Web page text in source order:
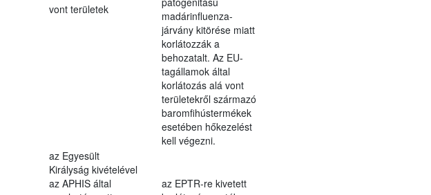
vont területek
madárinfluenza-
járvány kitörése miatt
korlátozzák a
behozatalt. Az EU-
tagállamok által
korlátozás alá vont
területekről származó
baromfihústermékek
esetében hőkezelést
kell végezni.
az Egyesült
Királyság kivételével
az APHIS által
az EPTR-re kivetett